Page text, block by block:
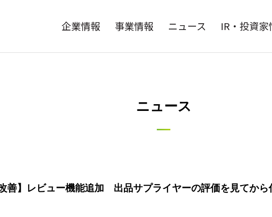
企業情報 事業情報 ニュース IR・投資家
ニュース
善】レビュー機能追加 出品サプライヤーの評価を見てから